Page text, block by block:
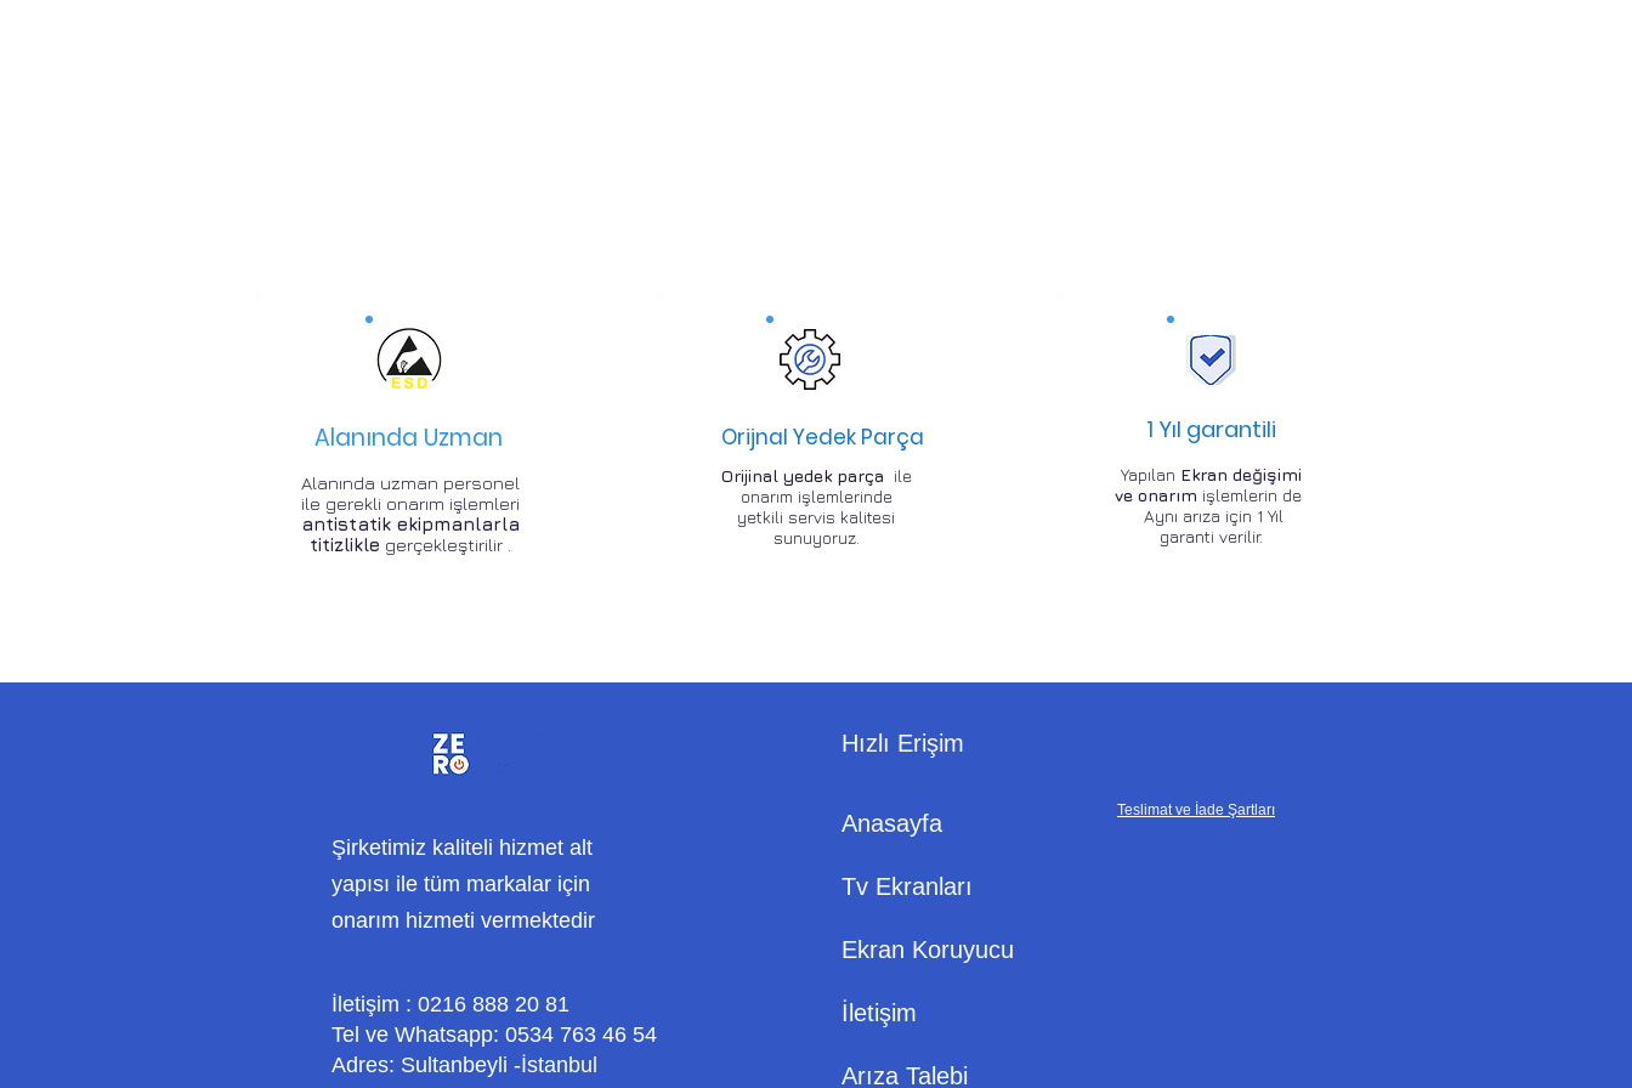
Alanında Uzman
Alanında uzman personel
ile gerekli onarım işlemleri
antistatik ekipmanlarla
titizlikle gerçekleştirilir .
Orijnal Yedek Parça
Orijinal yedek parça ile
onarım işlemlerinde
yetkili servis kalitesi
sunuyoruz.
1 Yıl garantili
Yapılan Ekran değişimi
ve onarım işlemlerin de
Aynı arıza için 1 Yıl
garanti verilir.
Şirketimiz kaliteli hizmet alt
yapısı ile tüm markalar için
onarım hizmeti vermektedir
İletişim : 0216 888 20 81
Tel ve Whatsapp: 0534 763 46 54
Adres: Sultanbeyli -İstanbul
Hızlı Erişim
Anasayfa
Tv Ekranları
Ekran Koruyucu
İletişim
Arıza Talebi
Teslimat ve İade Şartları